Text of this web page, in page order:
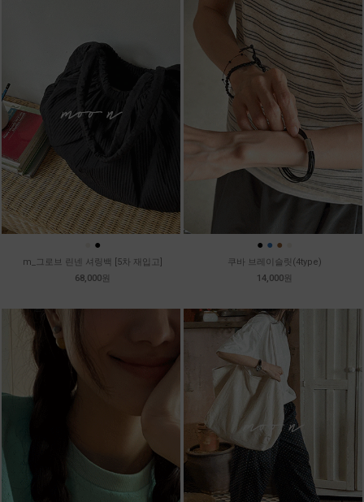
●
m_그로브 린넨 셔링백 [5차 재입고]
68,000원
● ● ●
쿠바 브레이슬릿(4type)
14,000원